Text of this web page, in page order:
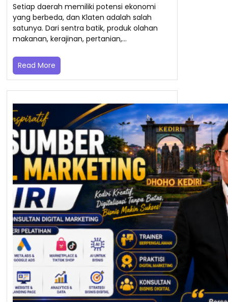
Setiap daerah memiliki potensi ekonomi
yang berbeda, dan Klaten adalah salah
satunya. Dari sentra batik, produk olahan
makanan, kerajinan, pertanian,…
Read More